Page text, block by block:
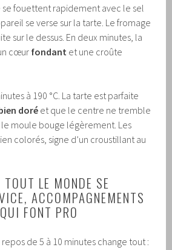
fouettent rapidement avec le sel
se verse sur la tarte. Le fromage
sur le dessus. En deux minutes, la
cœur fondant et une croûte
à 190 °C. La tarte est parfaite
doréet que le centre ne tremble
moule bouge légèrement. Les
colorés, signe d’un croustillant au
LE MONDE SE
ACCOMPAGNEMENTS
FONT PRO
de 5 à 10 minutes change tout :